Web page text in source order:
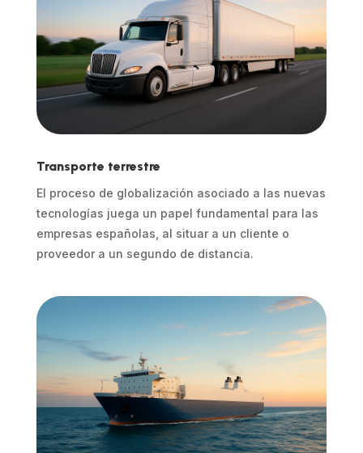
Transporte terrestre
El proceso de globalización asociado a las nuevas
tecnologías juega un papel fundamental para las
empresas españolas, al situar a un cliente o
proveedor a un segundo de distancia.